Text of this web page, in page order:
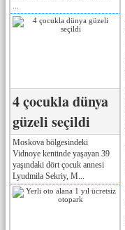
4 çocukla dünya
güzeli seçildi
Moskova bölgesindeki
Vidnoye kentinde yaşayan 39
yaşındaki dört çocuk annesi
Lyudmila Sekriy, M...